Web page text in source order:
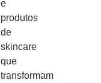
e
produtos
de
skincare
que
transformam